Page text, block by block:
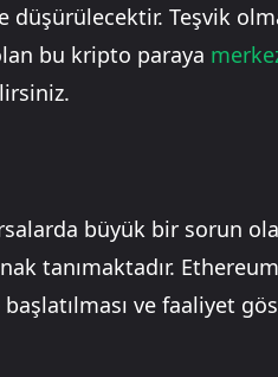
düşürülecektir. Teşvik
bu kripto paraya
büyük bir sorun
tanımaktadır.
ve faaliyet